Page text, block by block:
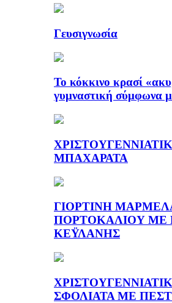
Γευσιγνωσία
Το κόκκινο κρασί
γυμναστική σύμφωνα
ΜΠΑΧΑΡΑΤΑ
ΓΙΟΡΤΙΝΗ
ΠΟΡΤΟΚΑΛΙΟΥ ΜΕ
ΚΕΫΛΑΝΗΣ
ΣΦΟΛΙΑΤΑ ΜΕ